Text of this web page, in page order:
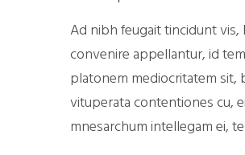
Ad nibh feugait tincidunt vis,
convenire appellantur, id
platonem mediocritatem sit,
vituperata contentiones cu,
mnesarchum intellegam ei,